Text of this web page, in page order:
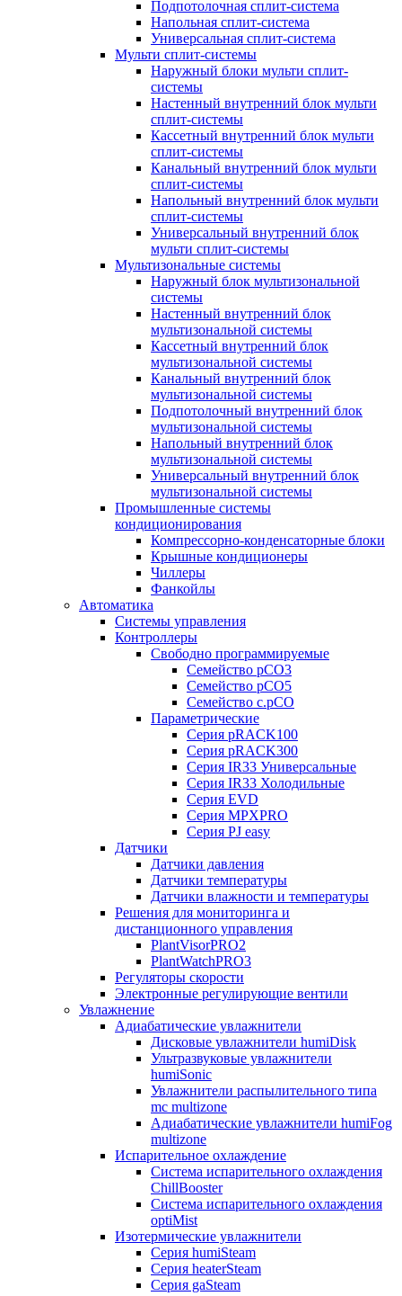
Подпотолочная сплит-система
Напольная сплит-система
Универсальная сплит-система
Мульти сплит-системы
Наружный блоки мульти сплит-
системы
Настенный внутренний блок мульти
сплит-системы
Кассетный внутренний блок мульти
сплит-системы
Канальный внутренний блок мульти
сплит-системы
Напольный внутренний блок мульти
сплит-системы
Универсальный внутренний блок
мульти сплит-системы
Мультизональные системы
Наружный блок мультизональной
системы
Настенный внутренний блок
мультизональной системы
Кассетный внутренний блок
мультизональной системы
Канальный внутренний блок
мультизональной системы
Подпотолочный внутренний блок
мультизональной системы
Напольный внутренний блок
мультизональной системы
Универсальный внутренний блок
мультизональной системы
Промышленные системы
кондиционирования
Компрессорно-конденсаторные блоки
Крышные кондиционеры
Чиллеры
Фанкойлы
Автоматика
Системы управления
Контроллеры
Свободно программируемые
Семейство pCO3
Семейство pCO5
Семейство c.pCO
Параметрические
Серия pRACK100
Серия pRACK300
Серия IR33 Универсальные
Серия IR33 Холодильные
Серия EVD
Серия MPXPRO
Серия PJ easy
Датчики
Датчики давления
Датчики температуры
Датчики влажности и температуры
Решения для мониторинга и
дистанционного управления
PlantVisorPRO2
PlantWatchPRO3
Регуляторы скорости
Электронные регулирующие вентили
Увлажнение
Адиабатические увлажнители
Дисковые увлажнители humiDisk
Ультразвуковые увлажнители
humiSonic
Увлажнители распылительного типа
mc multizone
Адиабатические увлажнители humiFog
multizone
Испарительное охлаждение
Система испарительного охлаждения
ChillBooster
Система испарительного охлаждения
optiMist
Изотермические увлажнители
Серия humiSteam
Серия heaterSteam
Серия gaSteam